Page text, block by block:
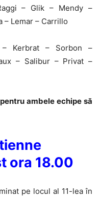
– Glik – Mendy –
– Lemar – Carrillo
Kerbrat – Sorbon –
– Salibur – Privat –
ambele echipe să
ora 18.00
pe locul al 11-lea în